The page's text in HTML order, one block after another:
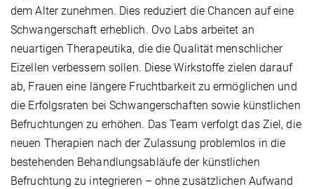
dem Alter zunehmen. Dies reduziert die Chancen auf eine
Schwangerschaft erheblich. Ovo Labs arbeitet an
neuartigen Therapeutika, die die Qualität menschlicher
Eizellen verbessern sollen. Diese Wirkstoffe zielen darauf
ab, Frauen eine längere Fruchtbarkeit zu ermöglichen und
die Erfolgsraten bei Schwangerschaften sowie künstlichen
Befruchtungen zu erhöhen. Das Team verfolgt das Ziel, die
neuen Therapien nach der Zulassung problemlos in die
bestehenden Behandlungsabläufe der künstlichen
Befruchtung zu integrieren – ohne zusätzlichen Aufwand